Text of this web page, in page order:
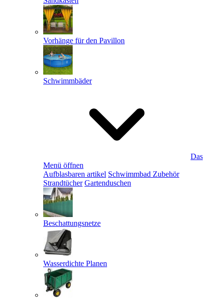
Vorhänge für den Pavillon
Schwimmbäder
Das
Menü öffnen
Aufblasbaren artikel Schwimmbad Zubehör
Strandtücher Gartenduschen
Beschattungsnetze
Wasserdichte Planen